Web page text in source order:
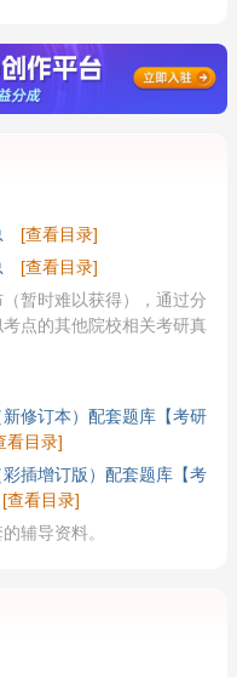
[查看目录]
[查看目录]
暂时难以获得），通过分
点的其他院校相关考研真
修订本）配套题库【考研
看目录]
插增订版）配套题库【考
[查看目录]
辅导资料。